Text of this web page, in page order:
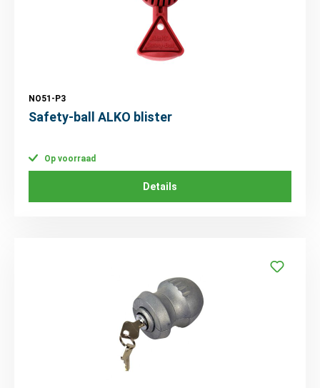
NO51-P3
Safety-ball ALKO blister
Op voorraad
Details